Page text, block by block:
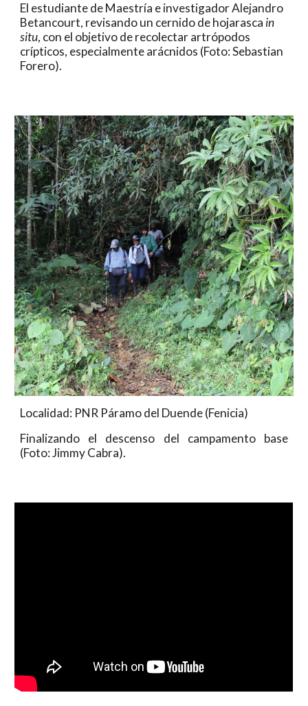
El estudiante de Maestría e investigador Alejandro
Betancourt, revisando un cernido de hojarasca in
situ, con el objetivo de recolectar artrópodos
crípticos, especialmente arácnidos (Foto: Sebastian
Forero).
Localidad: PNR Páramo del Duende (Fenicia)
Finalizando el descenso del campamento base
(Foto: Jimmy Cabra).